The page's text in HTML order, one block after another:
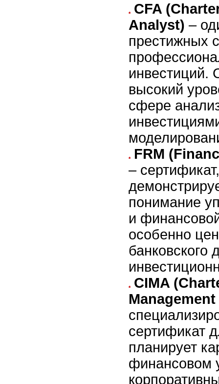
CFA
Analyst) –
престижных
инвестиций.
высокий
сфере
FRM
–
понимание
и
особенно
банковского
CIMA
сертификат
планирует
финансовом